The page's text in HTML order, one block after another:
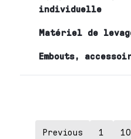
individuelle
Matériel de
Embouts,
Previous 1 10